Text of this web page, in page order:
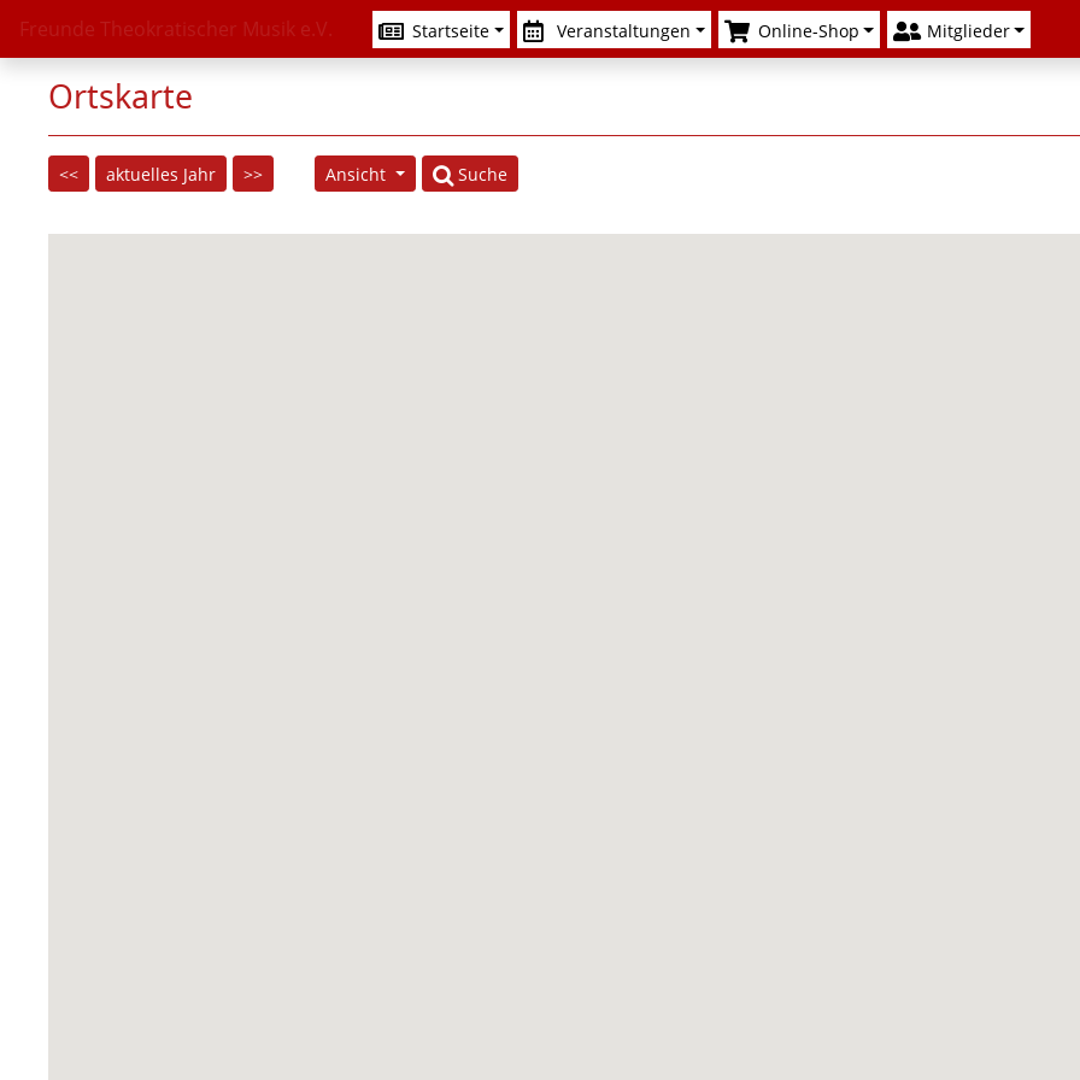
Freunde Theokratischer Musik e.V. Startseite Veranstaltungen Online-Shop Mitglieder
Ortskarte
<< aktuelles Jahr >> Ansicht Suche